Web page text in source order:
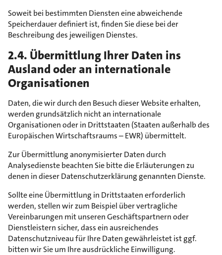
Soweit bei bestimmten Diensten eine abweichende
Speicherdauer definiert ist, finden Sie diese bei der
Beschreibung des jeweiligen Dienstes.
2.4. Übermittlung Ihrer Daten ins
Ausland oder an internationale
Organisationen
Daten, die wir durch den Besuch dieser Website erhalten,
werden grundsätzlich nicht an internationale
Organisationen oder in Drittstaaten (Staaten außerhalb des
Europäischen Wirtschaftsraums – EWR) übermittelt.
Zur Übermittlung anonymisierter Daten durch
Analysedienste beachten Sie bitte die Erläuterungen zu
denen in dieser Datenschutzerklärung genannten Dienste.
Sollte eine Übermittlung in Drittstaaten erforderlich
werden, stellen wir zum Beispiel über vertragliche
Vereinbarungen mit unseren Geschäftspartnern oder
Dienstleistern sicher, dass ein ausreichendes
Datenschutzniveau für Ihre Daten gewährleistet ist ggf.
bitten wir Sie um Ihre ausdrückliche Einwilligung.